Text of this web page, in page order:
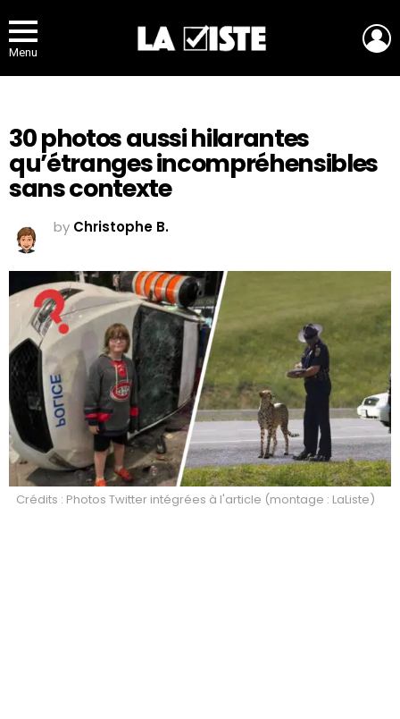
Menu
30 photos aussi hilarantes
qu’étranges incompréhensibles
sans contexte
by Christophe B.
Crédits : Photos Twitter intégrées à l'article (montage : LaListe)